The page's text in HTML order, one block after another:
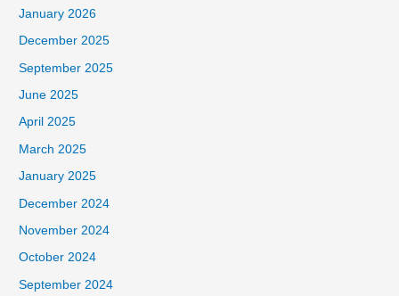
January 2026
December 2025
September 2025
June 2025
April 2025
March 2025
January 2025
December 2024
November 2024
October 2024
September 2024